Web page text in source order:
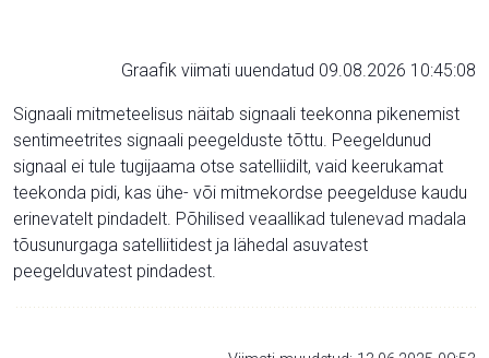
Graafik viimati uuendatud 09.08.2026 10:45:08
Signaali mitmeteelisus näitab signaali teekonna pikenemist
sentimeetrites signaali peegelduste tõttu. Peegeldunud
signaal ei tule tugijaama otse satelliidilt, vaid keerukamat
teekonda pidi, kas ühe- või mitmekordse peegelduse kaudu
erinevatelt pindadelt. Põhilised veaallikad tulenevad madala
tõusunurgaga satelliitidest ja lähedal asuvatest
peegelduvatest pindadest.